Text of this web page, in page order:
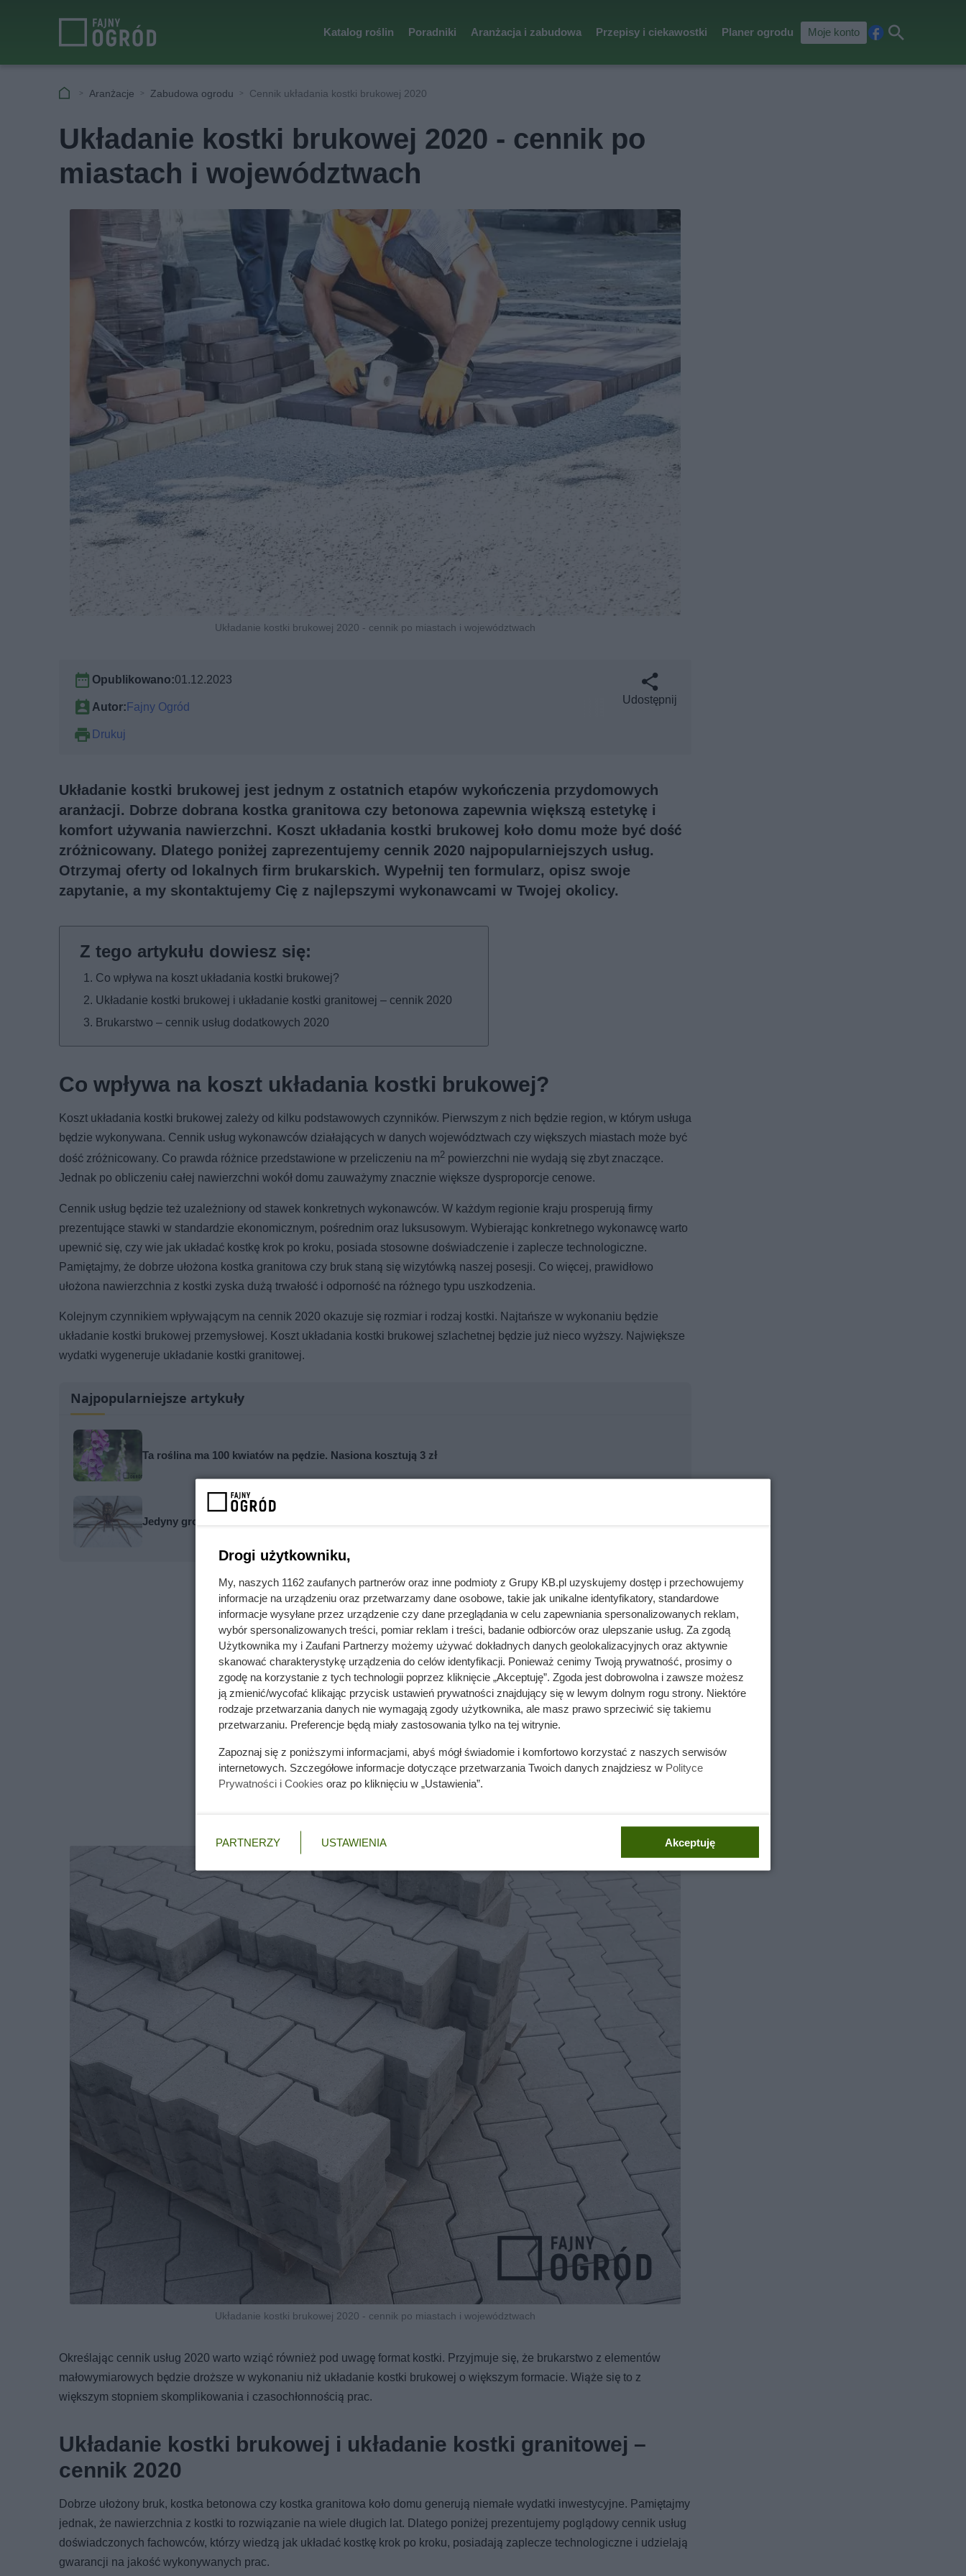
Katalog roślin Poradniki Aranżacja i zabudowa Przepisy i ciekawostki Planer ogrodu Moje konto
cebkaj
Aranżacje Zabudowa ogrodu Cennik układania kostki brukowej 2020
Układanie kostki brukowej 2020 - cennik po
miastach i województwach
Układanie kostki brukowej 2020 - cennik po miastach i województwach
Opublikowano:01.12.2023
Autor: Fajny Ogród
Drukuj
Udostępnij
Układanie kostki brukowej jest jednym z ostatnich etapów wykończenia przydomowych
aranżacji. Dobrze dobrana kostka granitowa czy betonowa zapewnia większą estetykę i
komfort używania nawierzchni. Koszt układania kostki brukowej koło domu może być dość
zróżnicowany. Dlatego poniżej zaprezentujemy cennik 2020 najpopularniejszych usług.
Otrzymaj oferty od lokalnych firm brukarskich. Wypełnij ten formularz, opisz swoje
zapytanie, a my skontaktujemy Cię z najlepszymi wykonawcami w Twojej okolicy.
Co wpływa na koszt układania kostki brukowej?
Układanie kostki brukowej i układanie kostki granitowej – cennik 2020
Brukarstwo – cennik usług dodatkowych 2020
Co wpływa na koszt układania kostki brukowej?
Koszt układania kostki brukowej zależy od kilku podstawowych czynników. Pierwszym z nich będzie region, w którym usługa
będzie wykonywana. Cennik usług wykonawców działających w danych województwach czy większych miastach może być
dość zróżnicowany. Co prawda różnice przedstawione w przeliczeniu na m2 powierzchni nie wydają się zbyt znaczące.
Jednak po obliczeniu całej nawierzchni wokół domu zauważymy znacznie większe dysproporcje cenowe.
Cennik usług będzie też uzależniony od stawek konkretnych wykonawców. W każdym regionie kraju prosperują firmy
prezentujące stawki w standardzie ekonomicznym, pośrednim oraz luksusowym. Wybierając konkretnego wykonawcę warto
upewnić się, czy wie jak układać kostkę krok po kroku, posiada stosowne doświadczenie i zaplecze technologiczne.
Pamiętajmy, że dobrze ułożona kostka granitowa czy bruk staną się wizytówką naszej posesji. Co więcej, prawidłowo
ułożona nawierzchnia z kostki zyska dużą trwałość i odporność na różnego typu uszkodzenia.
Kolejnym czynnikiem wpływającym na cennik 2020 okazuje się rozmiar i rodzaj kostki. Najtańsze w wykonaniu będzie
układanie kostki brukowej przemysłowej. Koszt układania kostki brukowej szlachetnej będzie już nieco wyższy. Największe
wydatki wygeneruje układanie kostki granitowej.
Najpopularniejsze artykuły
Ta roślina ma 100 kwiatów na pędzie. Nasiona kosztują 3 zł
Jedyny groźny pająk w Polsce właśnie wchodzi do domów. Polacy nie wiedzą, jak reagować
Układanie kostki brukowej 2020 - cennik po miastach i województwach
Określając cennik usług 2020 warto wziąć również pod uwagę format kostki. Przyjmuje się, że brukarstwo z elementów
małowymiarowych będzie droższe w wykonaniu niż układanie kostki brukowej o większym formacie. Wiąże się to z
większym stopniem skomplikowania i czasochłonnością prac.
Układanie kostki brukowej i układanie kostki granitowej –
cennik 2020
Dobrze ułożony bruk, kostka betonowa czy kostka granitowa koło domu generują niemałe wydatki inwestycyjne. Pamiętajmy
jednak, że nawierzchnia z kostki to rozwiązanie na wiele długich lat. Dlatego poniżej prezentujemy poglądowy cennik usług
doświadczonych fachowców, którzy wiedzą jak układać kostkę krok po kroku, posiadają zaplecze technologiczne i udzielają
gwarancji na jakość wykonywanych prac.
Drogi użytkowniku,
My, naszych 1162 zaufanych partnerów oraz inne podmioty z Grupy KB.pl uzyskujemy dostęp i przechowujemy
informacje na urządzeniu oraz przetwarzamy dane osobowe, takie jak unikalne identyfikatory, standardowe
informacje wysyłane przez urządzenie czy dane przeglądania w celu zapewniania spersonalizowanych reklam,
wybór spersonalizowanych treści, pomiar reklam i treści, badanie odbiorców oraz ulepszanie usług. Za zgodą
Użytkownika my i Zaufani Partnerzy możemy używać dokładnych danych geolokalizacyjnych oraz aktywnie
skanować charakterystykę urządzenia do celów identyfikacji. Ponieważ cenimy Twoją prywatność, prosimy o
zgodę na korzystanie z tych technologii poprzez kliknięcie „Akceptuję”. Zgoda jest dobrowolna i zawsze możesz
ją zmienić/wycofać klikając przycisk ustawień prywatności znajdujący się w lewym dolnym rogu strony. Niektóre
rodzaje przetwarzania danych nie wymagają zgody użytkownika, ale masz prawo sprzeciwić się takiemu
przetwarzaniu. Preferencje będą miały zastosowania tylko na tej witrynie.
Zapoznaj się z poniższymi informacjami, abyś mógł świadomie i komfortowo korzystać z naszych serwisów
internetowych. Szczegółowe informacje dotyczące przetwarzania Twoich danych znajdziesz w Polityce
Prywatności i Cookies oraz po kliknięciu w „Ustawienia”.
PARTNERZY USTAWIENIA Akceptuję